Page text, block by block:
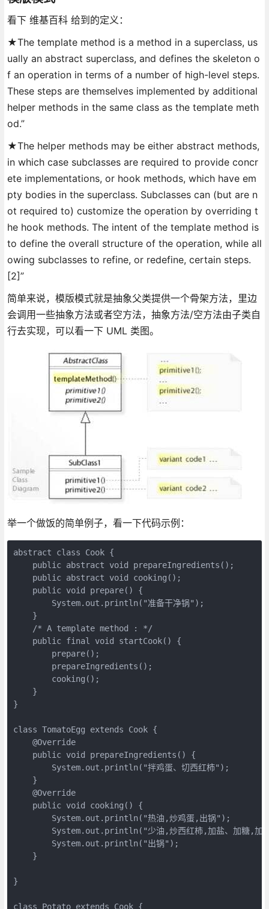
看下 维基百科 给到的定义：
★The template method is a method in a superclass, us
ually an abstract superclass, and defines the skeleton o
f an operation in terms of a number of high-level steps.
These steps are themselves implemented by additional
helper methods in the same class as the template meth
od.”
★The helper methods may be either abstract methods,
in which case subclasses are required to provide concr
ete implementations, or hook methods, which have em
pty bodies in the superclass. Subclasses can (but are n
ot required to) customize the operation by overriding t
he hook methods. The intent of the template method is
to define the overall structure of the operation, while all
owing subclasses to refine, or redefine, certain steps.
[2]”
简单来说，模版模式就是抽象父类提供一个骨架方法，里边
会调用一些抽象方法或者空方法，抽象方法/空方法由子类自
行去实现，可以看一下 UML 类图。
举一个做饭的简单例子，看一下代码示例：
abstract class Cook {
    public abstract void prepareIngredients();
    public abstract void cooking();
    public void prepare() {
        System.out.println("准备干净锅");
    }
    /* A template method : */
    public final void startCook() {
        prepare();
        prepareIngredients();
        cooking();
    }
}
class TomatoEgg extends Cook {
    @Override
    public void prepareIngredients() {
        System.out.println("拌鸡蛋、切西红柿");
    }
    @Override
    public void cooking() {
        System.out.println("热油,炒鸡蛋,出锅");
System.out.println("少油,炒西红柿,加盐、加糖,加
        System.out.println("出锅");
    }
}
class Potato extends Cook {